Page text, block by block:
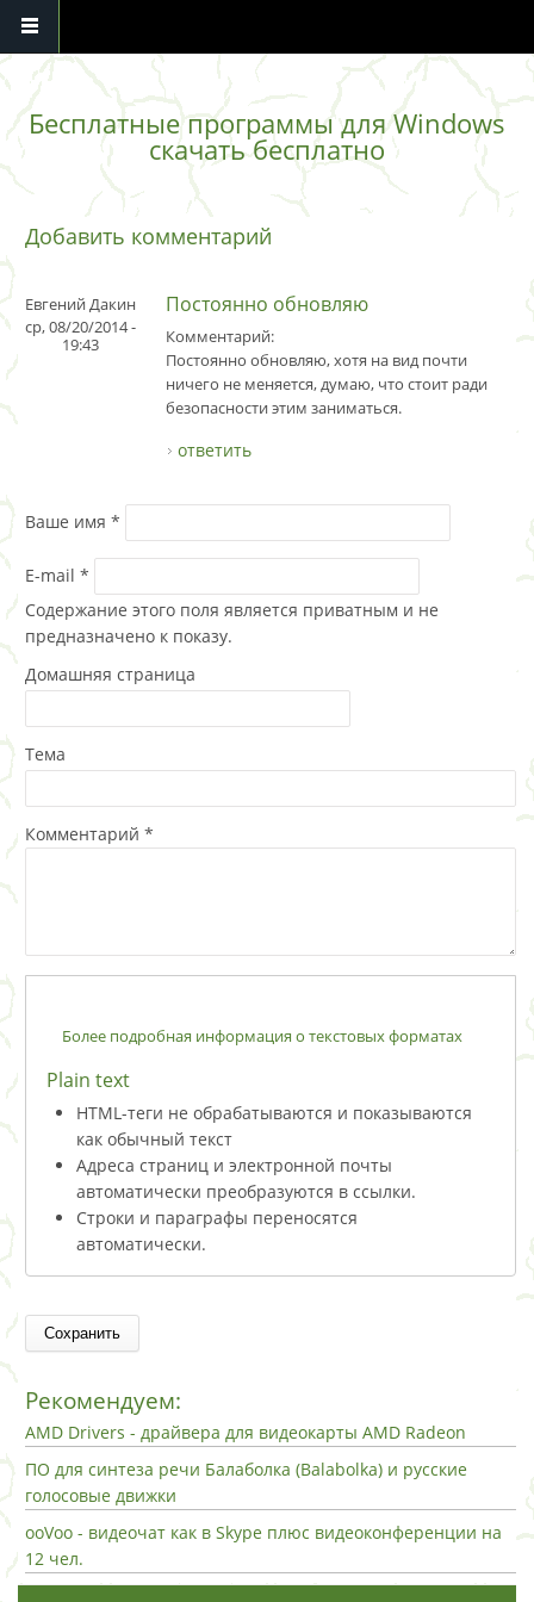
Перейти к основному содержанию
Бесплатные программы для Windows
скачать бесплатно
Добавить комментарий
Евгений Дакин
ср, 08/20/2014 -
19:43
Постоянно обновляю
Комментарий:
Постоянно обновляю, хотя на вид почти
ничего не меняется, думаю, что стоит ради
безопасности этим заниматься.
ответить
Ваше имя *
E-mail *
Содержание этого поля является приватным и не
предназначено к показу.
Домашняя страница
Тема
Комментарий *
Более подробная информация о текстовых форматах
Plain text
HTML-теги не обрабатываются и показываются
как обычный текст
Адреса страниц и электронной почты
автоматически преобразуются в ссылки.
Строки и параграфы переносятся
автоматически.
Рекомендуем:
AMD Drivers - драйвера для видеокарты AMD Radeon
ПО для синтеза речи Балаболка (Balabolka) и русские
голосовые движки
ooVoo - видеочат как в Skype плюс видеоконференции на
12 чел.